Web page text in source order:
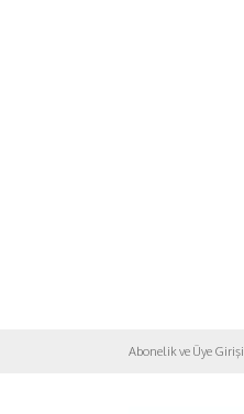
Abonelik ve Üye Girişi